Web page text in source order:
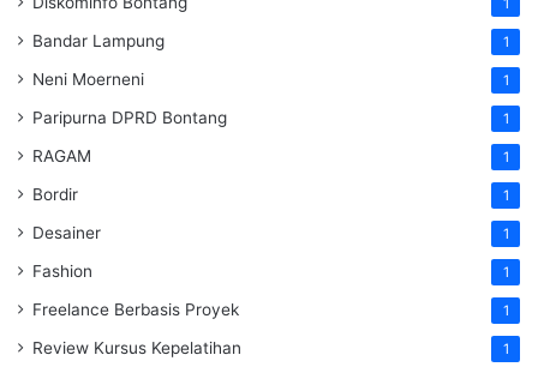
1
Bandar Lampung 1
Neni Moerneni 1
Paripurna DPRD Bontang 1
RAGAM 1
Bordir 1
Desainer 1
Fashion 1
Freelance Berbasis Proyek 1
Review Kursus Kepelatihan 1